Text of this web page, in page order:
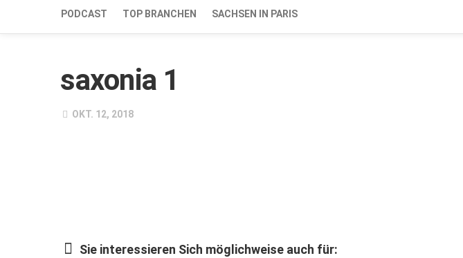
PODCAST TOP BRANCHEN SACHSEN IN PARIS
saxonia 1
OKT. 12, 2018
Sie interessieren Sich möglichweise auch für: